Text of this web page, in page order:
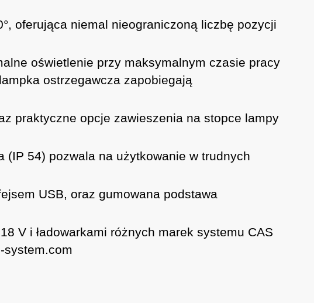
oferująca niemal nieograniczoną liczbę pozycji
oświetlenie przy maksymalnym czasie pracy
ostrzegawcza zapobiegają
praktyczne opcje zawieszenia na stopce lampy
(IP 54) pozwala na użytkowanie w trudnych
USB, oraz gumowana podstawa
V i ładowarkami różnych marek systemu CAS
system.com